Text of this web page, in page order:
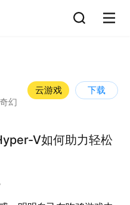
幻
云游戏 下载
V如何助力轻松